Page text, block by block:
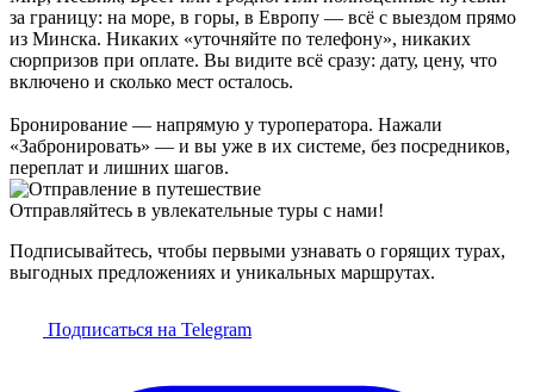
за границу: на море, в горы, в Европу — всё с выездом прямо
из Минска. Никаких «уточняйте по телефону», никаких
сюрпризов при оплате. Вы видите всё сразу: дату, цену, что
включено и сколько мест осталось.
Бронирование — напрямую у туроператора. Нажали
«Забронировать» — и вы уже в их системе, без посредников,
переплат и лишних шагов.
Отправляйтесь в увлекательные туры с нами!
Подписывайтесь, чтобы первыми узнавать о горящих турах,
выгодных предложениях и уникальных маршрутах.
Подписаться на Telegram